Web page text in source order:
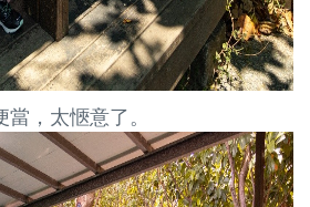
當，太愜意了 。